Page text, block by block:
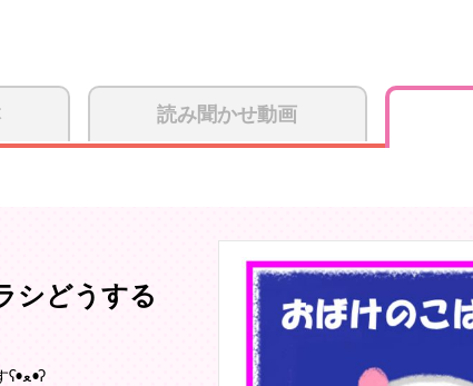
読み聞かせ動画
どうする
皆さま、いつもぼくのりんごの絵本をご覧いただきありがとうございますʕ•ﻌ•ʔ